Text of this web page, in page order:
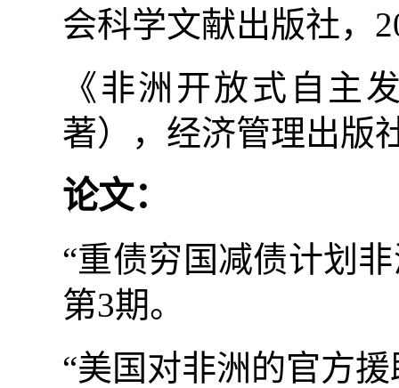
会科学文献出版社，
《非洲开放式自主
著），经济管理出版
论文：
“重债穷国减债计划
第3期。
“美国对非洲的官方援